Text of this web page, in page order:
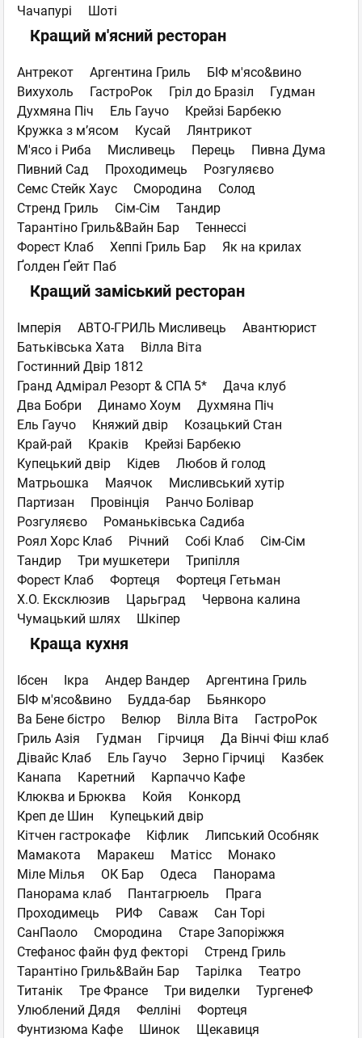
Чачапурі
Шоті
Кращий м'ясний ресторан
Антрекот Аргентина Гриль
БІФ м'ясо&вино
Вихухоль
ГастроРок Гріл до Бразіл
Гудман
Духмяна Пiч
Ель Гаучо
Крейзі Барбекю
Кружка з м’ясом
Кусай
Лянтрикот
М'ясо i Риба
Мисливець Перець
Пивна Дума
Пивний Сад
Проходимець
Розгуляєво
Семс Стейк Хаус
Смородина
Солод
Стренд Гриль
Сім-Сім
Тандир
Тарантіно Гриль&Вайн Бар
Теннессі
Форест Клаб
Хеппі Гриль Бар
Як на крилах
Ґолден Ґейт Паб
Кращий заміський ресторан
Імперія АВТО-ГРИЛЬ Мисливець
Авантюрист
Батьківська Хата
Вілла Віта
Гостинний Двір 1812
Гранд Адмірал Резорт & СПА 5*
Дача клуб
Два Бобри
Динамо Хоум
Духмяна Пiч
Ель Гаучо
Княжий двір
Козацький Стан
Край-рай
Краків
Крейзі Барбекю
Купецький двір
Кідев
Любов й голод
Матрьошка
Маячок
Мисливський хутір
Партизан
Провінція
Ранчо Болівар
Розгуляєво
Романьківська Садиба
Роял Хорс Клаб
Річний Собі Клаб
Сім-Сім
Тандир
Три мушкетери
Трипілля
Форест Клаб
Фортеця
Фортеця Гетьман
Х.О. Ексклюзив
Царьград
Червона калина
Чумацький шлях
Шкіпер
Краща кухня
Ібсен Ікра Андер Вандер
Аргентина Гриль
БІФ м'ясо&вино
Будда-бар
Бьянкоро
Ва Бене бістро
Велюр Вілла Віта
ГастроРок
Гриль Азія
Гудман Гірчиця
Да Вінчі Фіш клаб
Дівайс Клаб
Ель Гаучо Зерно Гірчиці
Казбек
Канапа
Каретний
Карпаччо Кафе
Клюква и Брюква
Койя
Конкорд
Креп дe Шин
Купецький двір
Кітчен гастрокафе
Кіфлик
Липський Особняк
Мамакота
Маракеш Матісс
Монако
Міле Мілья
ОК Бар Одеса
Панорама
Панорама клаб
Пантагрюель
Прага
Проходимець
РИФ Саваж
Сан Торі
СанПаоло
Смородина
Старе Запоріжжя
Стефанос файн фуд фекторі
Стренд Гриль
Тарантіно Гриль&Вайн Бар
Тарілка
Театро
Титанік
Тре Франсе Три виделки
ТургенеФ
Улюблений Дядя
Фелліні
Фортеця
Фунтизюма Кафе
Шинок
Щекавиця